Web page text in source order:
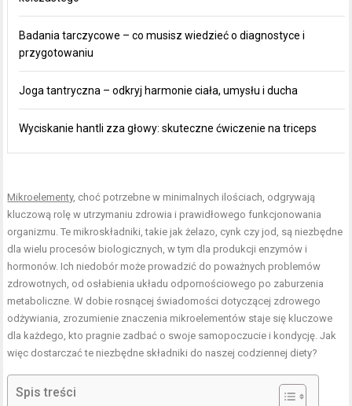
Badania tarczycowe – co musisz wiedzieć o diagnostyce i
przygotowaniu
Joga tantryczna – odkryj harmonie ciała, umysłu i ducha
Wyciskanie hantli zza głowy: skuteczne ćwiczenie na triceps
Mikroelementy, choć potrzebne w minimalnych ilościach, odgrywają
kluczową rolę w utrzymaniu zdrowia i prawidłowego funkcjonowania
organizmu. Te mikroskładniki, takie jak żelazo, cynk czy jod, są niezbędne
dla wielu procesów biologicznych, w tym dla produkcji enzymów i
hormonów. Ich niedobór może prowadzić do poważnych problemów
zdrowotnych, od osłabienia układu odpornościowego po zaburzenia
metaboliczne. W dobie rosnącej świadomości dotyczącej zdrowego
odżywiania, zrozumienie znaczenia mikroelementów staje się kluczowe
dla każdego, kto pragnie zadbać o swoje samopoczucie i kondycję. Jak
więc dostarczać te niezbędne składniki do naszej codziennej diety?
Spis treści